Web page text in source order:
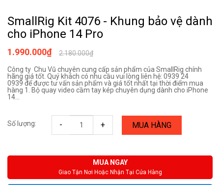
SmallRig Kit 4076 - Khung bảo vệ dành
cho iPhone 14 Pro
2.180.000₫
1.990.000₫
Công ty Chu Vũ chuyên cung cấp sản phẩm của SmallRig chính
hãng giá tốt. Quý khách có nhu cầu vui lòng liên hệ: 0939 24
0939 để được tư vấn sản phẩm và giá tốt nhất tại thời điểm mua
hàng 1. Bộ quay video cầm tay kép chuyên dụng dành cho iPhone
14...
Số lượng: - + MUA HÀNG
MUA NGAY
Giao Tận Nơi Hoặc Nhận Tại Cửa Hàng